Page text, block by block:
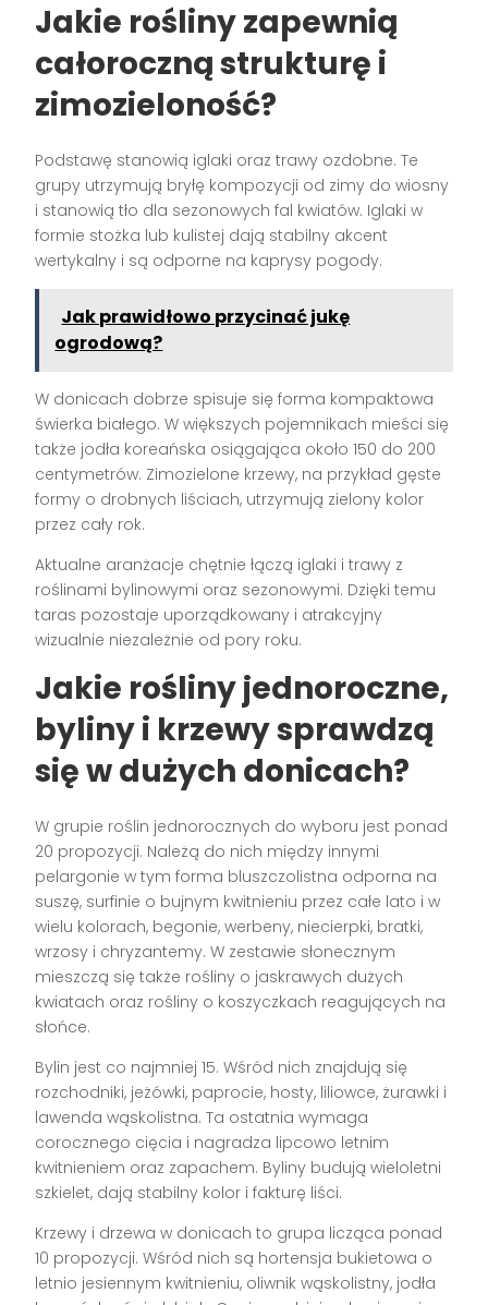
Jakie rośliny zapewnią
całoroczną strukturę i
zimozieloność?
Podstawę stanowią iglaki oraz trawy ozdobne. Te
grupy utrzymują bryłę kompozycji od zimy do wiosny
i stanowią tło dla sezonowych fal kwiatów. Iglaki w
formie stożka lub kulistej dają stabilny akcent
wertykalny i są odporne na kaprysy pogody.
Jak prawidłowo przycinać jukę
ogrodową?
W donicach dobrze spisuje się forma kompaktowa
świerka białego. W większych pojemnikach mieści się
także jodła koreańska osiągająca około 150 do 200
centymetrów. Zimozielone krzewy, na przykład gęste
formy o drobnych liściach, utrzymują zielony kolor
przez cały rok.
Aktualne aranżacje chętnie łączą iglaki i trawy z
roślinami bylinowymi oraz sezonowymi. Dzięki temu
taras pozostaje uporządkowany i atrakcyjny
wizualnie niezależnie od pory roku.
Jakie rośliny jednoroczne,
byliny i krzewy sprawdzą
się w dużych donicach?
W grupie roślin jednorocznych do wyboru jest ponad
20 propozycji. Należą do nich między innymi
pelargonie w tym forma bluszczolistna odporna na
suszę, surfinie o bujnym kwitnieniu przez całe lato i w
wielu kolorach, begonie, werbeny, niecierpki, bratki,
wrzosy i chryzantemy. W zestawie słonecznym
mieszczą się także rośliny o jaskrawych dużych
kwiatach oraz rośliny o koszyczkach reagujących na
słońce.
Bylin jest co najmniej 15. Wśród nich znajdują się
rozchodniki, jeżówki, paprocie, hosty, liliowce, żurawki i
lawenda wąskolistna. Ta ostatnia wymaga
corocznego cięcia i nagradza lipcowo letnim
kwitnieniem oraz zapachem. Byliny budują wieloletni
szkielet, dają stabilny kolor i fakturę liści.
Krzewy i drzewa w donicach to grupa licząca ponad
10 propozycji. Wśród nich są hortensja bukietowa o
letnio jesiennym kwitnieniu, oliwnik wąskolistny, jodła